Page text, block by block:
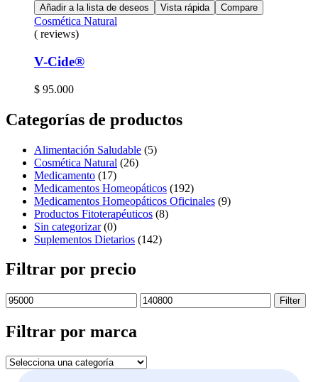
Añadir a la lista de deseos Vista rápida Compare
Cosmética Natural
( reviews)
V-Cide®
$ 95.000
Categorías de productos
Alimentación Saludable (5)
Cosmética Natural (26)
Medicamento (17)
Medicamentos Homeopáticos (192)
Medicamentos Homeopáticos Oficinales (9)
Productos Fitoterapéuticos (8)
Sin categorizar (0)
Suplementos Dietarios (142)
Filtrar por precio
Filter
Filtrar por marca